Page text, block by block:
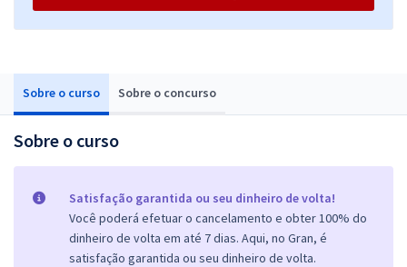
Sobre o curso Sobre o concurso
Sobre o curso
Satisfação garantida ou seu dinheiro de volta!
Você poderá efetuar o cancelamento e obter 100% do
dinheiro de volta em até 7 dias. Aqui, no Gran, é
satisfação garantida ou seu dinheiro de volta.